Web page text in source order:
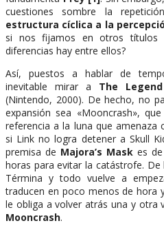
cuestiones sombre la
estructura cíclica a la
si nos fijamos en otros títulos
diferencias hay entre ellos?
Así, puestos a hablar de
inevitable mirar a The
(Nintendo, 2000). De hecho, no
expansión sea «Mooncrash»,
referencia a la luna que amenaza
si Link no logra detener a Skull
premisa de Majora’s Mask es
horas para evitar la catástrofe.
Términa y todo vuelve a
traducen en poco menos de hora
le obliga a volver atrás una y otra
Mooncrash.